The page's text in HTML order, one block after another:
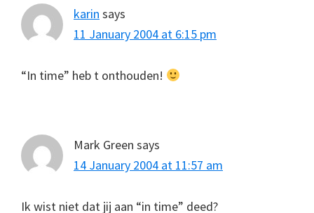
karin says
11 January 2004 at 6:15 pm
“In time” heb t onthouden!
Mark Green says
14 January 2004 at 11:57 am
Ik wist niet dat jij aan “in time” deed?